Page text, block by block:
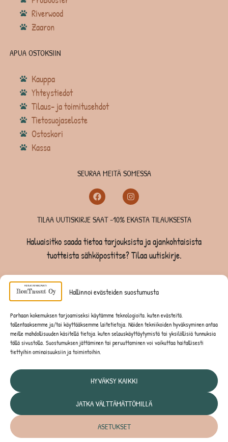
Hallinnoi evästeiden suostumusta
Parhaan kokemuksen tarjoamiseksi käytämme teknologioita, kuten evästeitä,
tallentaaksemme ja/tai käyttääksemme laitetietoja. Näiden tekniikoiden hyväksyminen antaa
meille mahdollisuuden käsitellä tietoja, kuten selauskäyttäytymistä tai yksilöllisiä tunnuksia
tällä sivustolla. Suostumuksen jättäminen tai peruuttaminen voi vaikuttaa haitallisesti
tiettyihin ominaisuuksiin ja toimintoihin.
HYVÄKSY KAIKKI
JATKA VÄLTTÄMÄTTÖMILLÄ
ASETUKSET
Riverwood
Zaaron
APUA OSTOKSIIN
Kauppa
Yhteystiedot
Tilaus- ja toimitusehdot
Tietosuojaseloste
Ostoskori
Kassa
SEURAA MEITÄ SOMESSA
TILAA UUTISKIRJE SAAT -10% EKASTA TILAUKSESTA
Haluaisitko saada tietoa tarjouksista ja ajankohtaisista
tuotteista sähköpostitse? Tilaa uutiskirje.
TILAA UUTISKIRJE -SAAT -10% EKASTA TILAUKSESTA
KISSOILLE